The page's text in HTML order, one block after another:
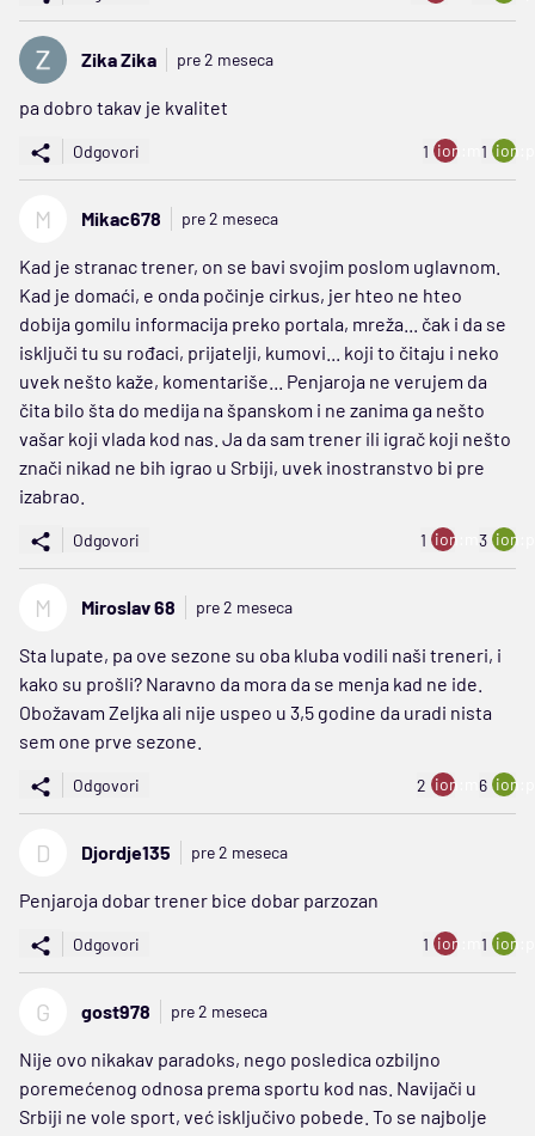
Zika Zika pre 2 meseca
pa dobro takav je kvalitet
Odgovori 1 ion:minus
1
M Mikac678 pre 2 meseca
Kad je stranac trener, on se bavi svojim poslom uglavnom.
Kad je domaći, e onda počinje cirkus, jer hteo ne hteo
dobija gomilu informacija preko portala, mreža... čak i da se
isključi tu su rođaci, prijatelji, kumovi... koji to čitaju i neko
uvek nešto kaže, komentariše... Penjaroja ne verujem da
čita bilo šta do medija na španskom i ne zanima ga nešto
vašar koji vlada kod nas. Ja da sam trener ili igrač koji nešto
znači nikad ne bih igrao u Srbiji, uvek inostranstvo bi pre
izabrao.
Odgovori 1 ion:minus
3
M Miroslav 68 pre 2 meseca
Sta lupate, pa ove sezone su oba kluba vodili naši treneri, i
kako su prošli? Naravno da mora da se menja kad ne ide.
Obožavam Zeljka ali nije uspeo u 3,5 godine da uradi nista
sem one prve sezone.
Odgovori 2 ion:minus
6
D Djordje135 pre 2 meseca
Penjaroja dobar trener bice dobar parzozan
Odgovori 1 ion:minus
1
G gost978 pre 2 meseca
Nije ovo nikakav paradoks, nego posledica ozbiljno
poremećenog odnosa prema sportu kod nas. Navijači u
Srbiji ne vole sport, već isključivo pobede. To se najbolje